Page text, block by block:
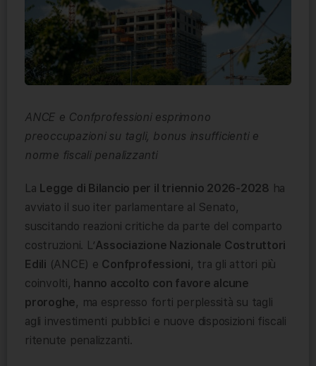
ANCE e Confprofessioni esprimono
preoccupazioni su tagli, bonus insufficienti e
norme fiscali penalizzanti
La Legge di Bilancio per il triennio 2026-2028 ha
avviato il suo iter parlamentare al Senato,
suscitando reazioni critiche da parte del comparto
costruzioni. L’Associazione Nazionale Costruttori
Edili (ANCE) e Confprofessioni, tra gli attori più
coinvolti, hanno accolto con favore alcune
proroghe, ma espresso forti perplessità su tagli
agli investimenti pubblici e nuove disposizioni fiscali
ritenute penalizzanti.